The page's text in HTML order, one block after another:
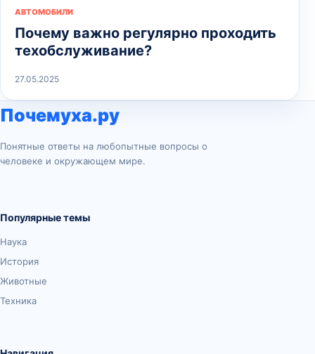
АВТОМОБИЛИ
Почему важно регулярно проходить
техобслуживание?
27.05.2025
Почемуха.ру
Понятные ответы на любопытные вопросы о
человеке и окружающем мире.
Популярные темы
Наука
История
Животные
Техника